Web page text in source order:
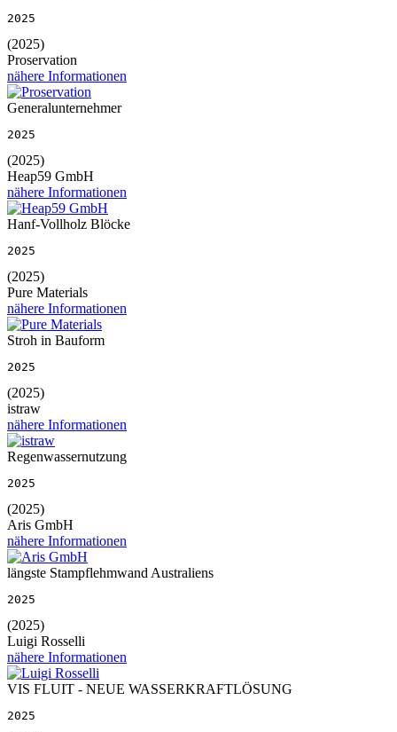
2025
(2025)
Proservation
nähere Informationen
Generalunternehmer
2025
(2025)
Heap59 GmbH
nähere Informationen
Hanf-Vollholz Blöcke
2025
(2025)
Pure Materials
nähere Informationen
Stroh in Bauform
2025
(2025)
istraw
nähere Informationen
Regenwassernutzung
2025
(2025)
Aris GmbH
nähere Informationen
längste Stampflehmwand Australiens
2025
(2025)
Luigi Rosselli
nähere Informationen
VIS FLUIT - NEUE WASSERKRAFTLÖSUNG
2025